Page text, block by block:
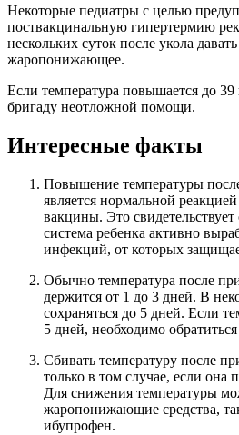
Некоторые педиатры с целью
поствакцинальную гипертермию
нескольких суток после укола
жаропонижающее.
Если температура повышается до 39
бригаду неотложной помощи.
Интересные факты
Повышение температуры
является нормальной
вакцины. Это
система ребенка активно
инфекций, от которых
Обычно температура после
держится от 1 до 3 дней. В
сохраняться до 5 дней. Если
5 дней, необходимо обратиться
Сбивать температуру после
только в том случае, если она
Для снижения температуры
жаропонижающие средства,
ибупрофен.